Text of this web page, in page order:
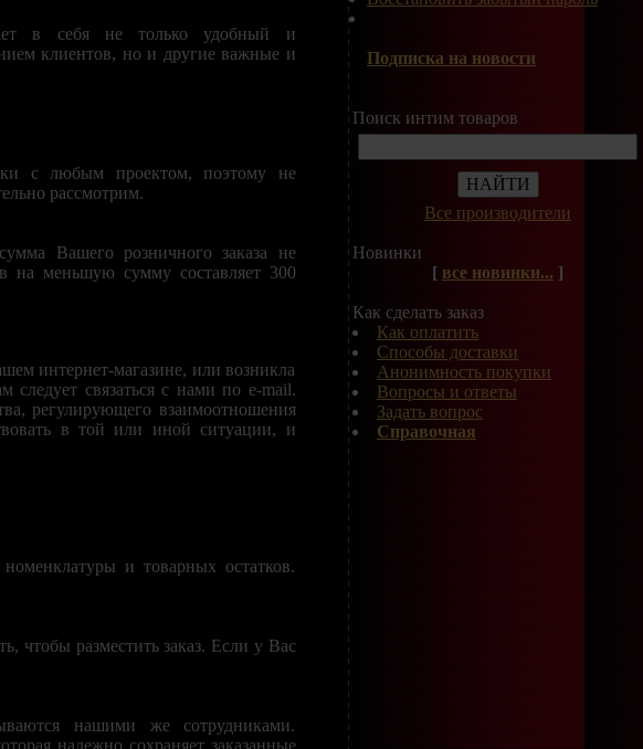
в себя не только удобный и
клиентов, но и другие важные и
с любым проектом, поэтому не
рассмотрим.
Вашего розничного заказа не
на меньшую сумму составляет 300
интернет-магазине, или возникла
следует связаться с нами по e-mail.
регулирующего взаимоотношения
в той или иной ситуации, и
и товарных остатков.
чтобы разместить заказ. Если у Вас
нашими же сотрудниками.
надежно сохраняет заказанные
Подписка на новости
Поиск интим товаров
Все производители
Новинки
[ все новинки... ]
Как сделать заказ
Как оплатить
Способы доставки
Анонимность покупки
Вопросы и ответы
Задать вопрос
Справочная